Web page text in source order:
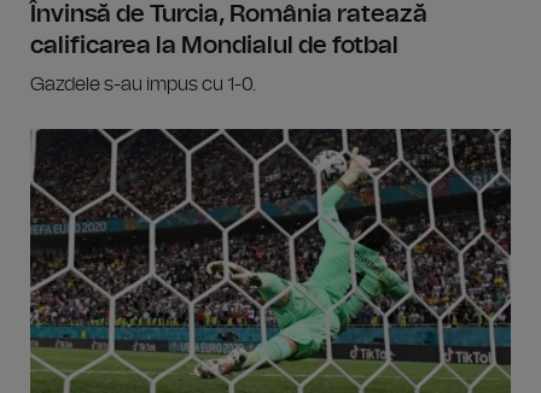
Învinsă de Turcia, România ratează
calificarea la Mondialul de fotbal
Gazdele s-au impus cu 1-0.